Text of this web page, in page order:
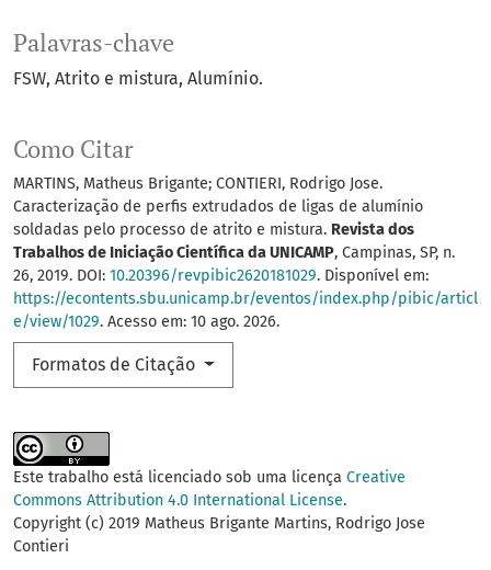
Palavras-chave
FSW Atrito e mistura Alumínio.
Como Citar
MARTINS, Matheus Brigante; CONTIERI, Rodrigo Jose.
Caracterização de perfis extrudados de ligas de alumínio
soldadas pelo processo de atrito e mistura. Revista dos
Trabalhos de Iniciação Científica da UNICAMP, Campinas, SP, n.
26, 2019. DOI: 10.20396/revpibic2620181029. Disponível em:
https://econtents.sbu.unicamp.br/eventos/index.php/pibic/articl
e/view/1029. Acesso em: 10 ago. 2026.
Formatos de Citação
Este trabalho está licenciado sob uma licença Creative
Commons Attribution 4.0 International License.
Copyright (c) 2019 Matheus Brigante Martins, Rodrigo Jose
Contieri